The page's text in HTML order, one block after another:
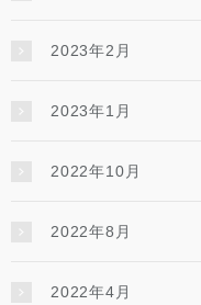
2023年2月
2023年1月
2022年10月
2022年8月
2022年4月